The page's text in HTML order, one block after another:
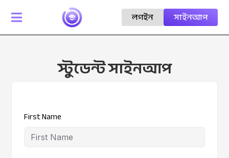
 সাইনআপ
লগইন
স্টুডেন্ট সাইনআপ
First Name